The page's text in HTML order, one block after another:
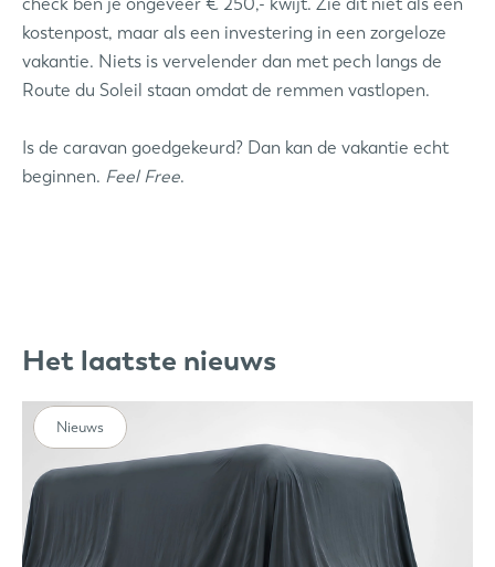
kostenpost, maar als een investering in een zorgeloze
vakantie. Niets is vervelender dan met pech langs de
Route du Soleil staan omdat de remmen vastlopen.
Is de caravan goedgekeurd? Dan kan de vakantie echt
beginnen. Feel Free.
Het laatste nieuws
Nieuws